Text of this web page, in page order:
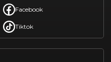
Facebook
Tiktok